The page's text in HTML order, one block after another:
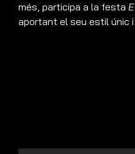
més, participa a la festa
aportant el seu estil únic